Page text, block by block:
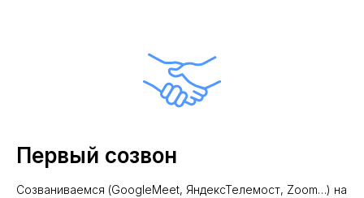
Первый созвон
Созваниваемся (GoogleMeet, ЯндексТелемост, Zoom…) на